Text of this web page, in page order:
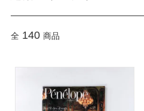
全 140 商品